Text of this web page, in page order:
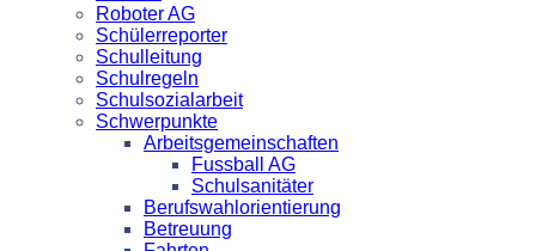
Roboter AG
Schülerreporter
Schulleitung
Schulregeln
Schulsozialarbeit
Schwerpunkte
Arbeitsgemeinschaften
Fussball AG
Schulsanitäter
Berufswahlorientierung
Betreuung